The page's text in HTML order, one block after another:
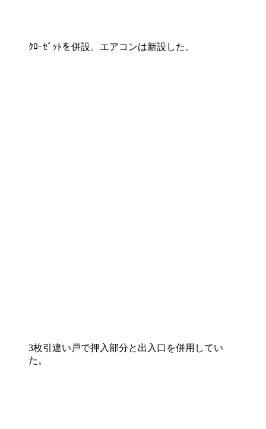
ｸﾛｰｾﾞｯﾄを併設。エアコンは新設した。
3枚引違い戸で押入部分と出入口を併用してい
た。